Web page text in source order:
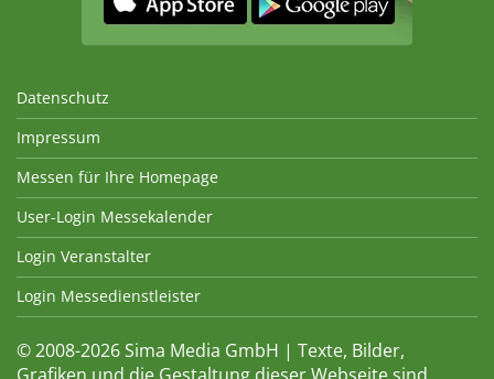
Datenschutz
Impressum
Messen für Ihre Homepage
User-Login Messekalender
Login Veranstalter
Login Messedienstleister
© 2008-2026 Sima Media GmbH | Texte, Bilder,
Grafiken und die Gestaltung dieser Webseite sind